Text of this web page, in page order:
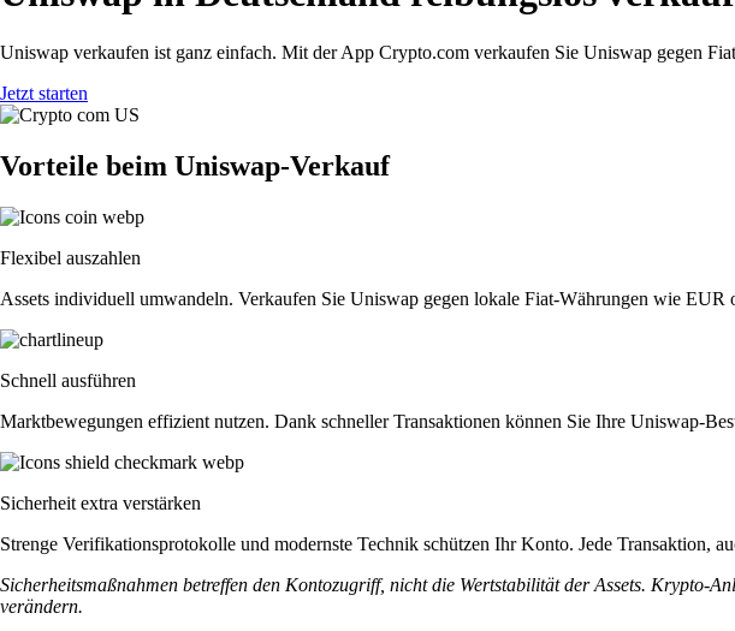
Uniswap verkaufen ist ganz einfach. Mit der App Crypto.com verkaufen Sie Uniswap gegen
Jetzt starten
Vorteile beim Uniswap-Verkauf
Flexibel auszahlen
Assets individuell umwandeln. Verkaufen Sie Uniswap gegen lokale Fiat-Währungen wie EUR
Schnell ausführen
Marktbewegungen effizient nutzen. Dank schneller Transaktionen können Sie Ihre Uniswap-
Sicherheit extra verstärken
Strenge Verifikationsprotokolle und modernste Technik schützen Ihr Konto. Jede Transaktion,
Sicherheitsmaßnahmen betreffen den Kontozugriff, nicht die Wertstabilität der Assets. Krypto-
verändern.